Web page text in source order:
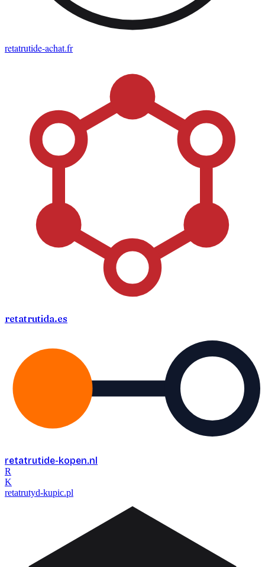
retatrutide-achat.fr
retatrutida.es
retatrutide-kopen.nl
R
K
retatrutyd-kupic.pl